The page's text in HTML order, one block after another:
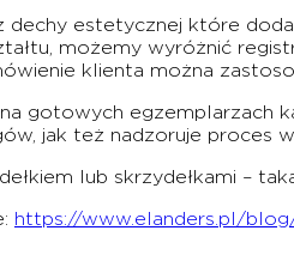
dechy estetycznej które
możemy wyróżnić
klienta można
gotowych
jak też nadzoruje proces
lub skrzydełkami –
https://www.elanders.pl/